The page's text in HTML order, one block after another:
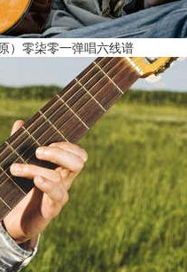
）零柒零一弹唱六线谱